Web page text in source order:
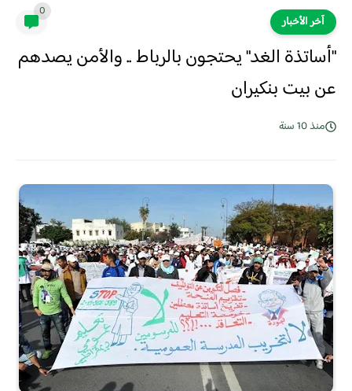
آخر الأخبار
0
"أساتذة الغد" يحتجون بالرباط .. والأمن يصدهم
عن بيت بنكيران
منذ 10 سنة